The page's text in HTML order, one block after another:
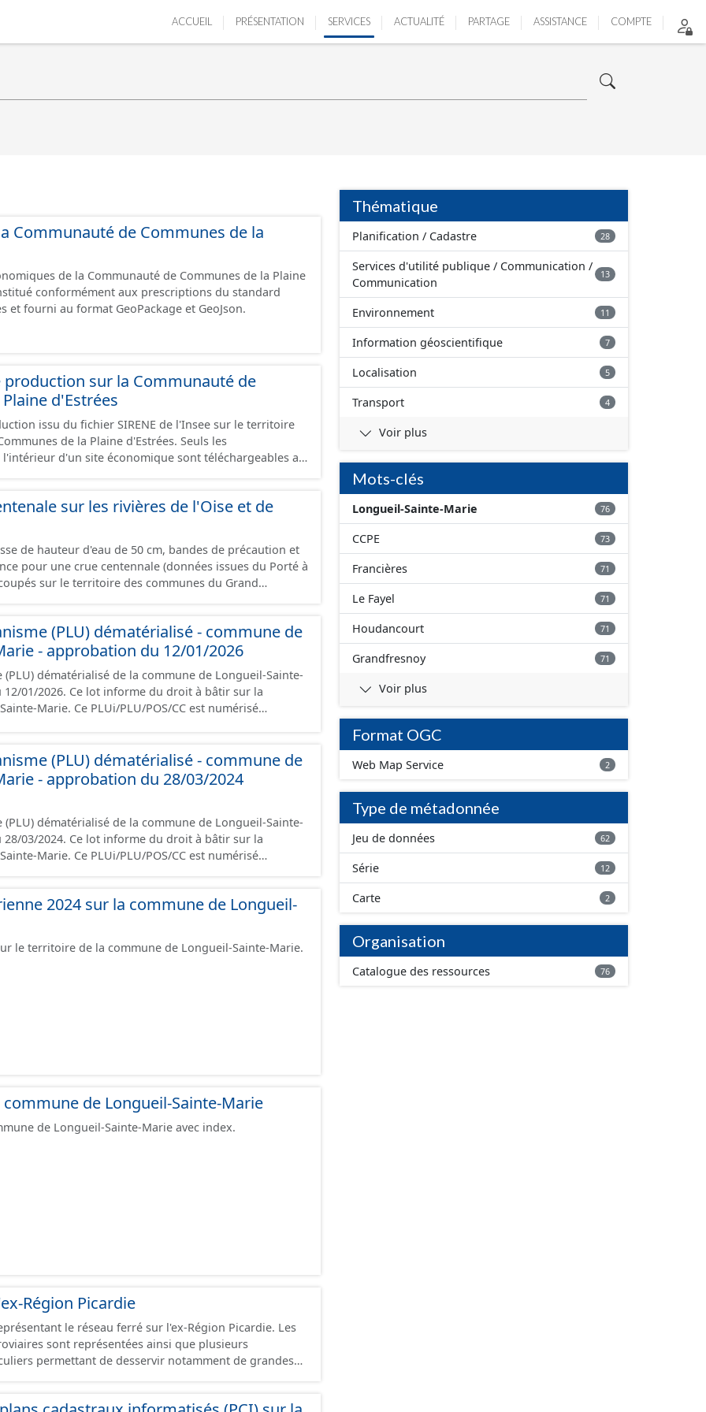
ACCUEIL PRÉSENTATION SERVICES ACTUALITÉ PARTAGE ASSISTANCE COMPTE
Communauté de Communes de la
de la Communauté de Communes de la Plaine
conformément aux prescriptions du standard
et fourni au format GeoPackage et GeoJson.
production sur la Communauté de
d'Estrées
issu du fichier SIRENE de l'Insee sur le territoire
de la Plaine d'Estrées. Seuls les
l'intérieur d'un site économique sont téléchargeables au
à ce jour. Il est filtré au-delà des prescriptions
sur les rivières de l'Oise et de
de hauteur d'eau de 50 cm, bandes de précaution et
pour une crue centennale (données issues du Porté à
sur le territoire des communes du Grand
(PLU) dématérialisé - commune de
- approbation du 12/01/2026
dématérialisé de la commune de Longueil-Sainte-
du droit à bâtir sur la
POS/CC est numérisé
et les données géographiques. Malgré
de ces données, il est rappelé que seuls les
et sont opposables d'un point de vue juridique.
(PLU) dématérialisé - commune de
- approbation du 28/03/2024
dématérialisé de la commune de Longueil-Sainte-
du droit à bâtir sur la
POS/CC est numérisé
et les données géographiques. Malgré
de ces données, il est rappelé que seuls les
2024 sur la commune de Longueil-
le territoire de la commune de Longueil-Sainte-Marie.
commune de Longueil-Sainte-Marie
de Longueil-Sainte-Marie avec index.
Région Picardie
le réseau ferré sur l'ex-Région Picardie. Les
sont représentées ainsi que plusieurs
permettant de desservir notamment de grandes
Thématique
Planification / Cadastre 28
Services d'utilité publique / Communication /
Communication
13
Environnement 11
Information géoscientifique 7
Localisation 5
Transport 4
Voir plus
Mots-clés
Longueil-Sainte-Marie 76
CCPE 73
Francières 71
Le Fayel 71
Houdancourt 71
Grandfresnoy 71
Voir plus
Format OGC
Web Map Service 2
Type de métadonnée
Jeu de données 62
Série 12
Carte 2
Organisation
Catalogue des ressources 76